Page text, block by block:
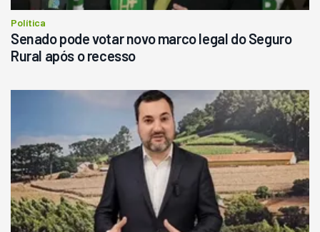
Consultar
Política
Senado pode votar novo marco legal do Seguro
Rural após o recesso